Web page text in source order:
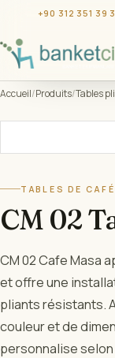
+90 312 351 39
Accueil/Produits/Tables
TABLES DE CAFÉ
CM 02
CM 02 Cafe Masa
et offre une
pliants résistants.
couleur et de
personnalise